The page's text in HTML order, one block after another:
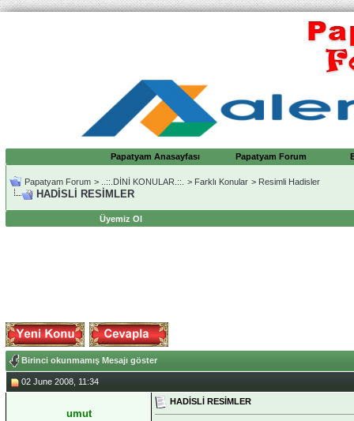
Papatyam Anasayfası Papatyam Forum
Papatyam Forum > ..::.DİNİ KONULAR.::. > Farklı Konular > Resimli Hadisler
HADİSLİ RESİMLER
Üyemiz Ol
Birinci okunmamış Mesajı göster
02 June 2008, 11:34
umut
HADİSLİ RESİMLER